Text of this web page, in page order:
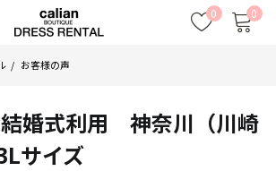
0 0
お客様の声
婚式利用 神奈川（川崎
サイズ